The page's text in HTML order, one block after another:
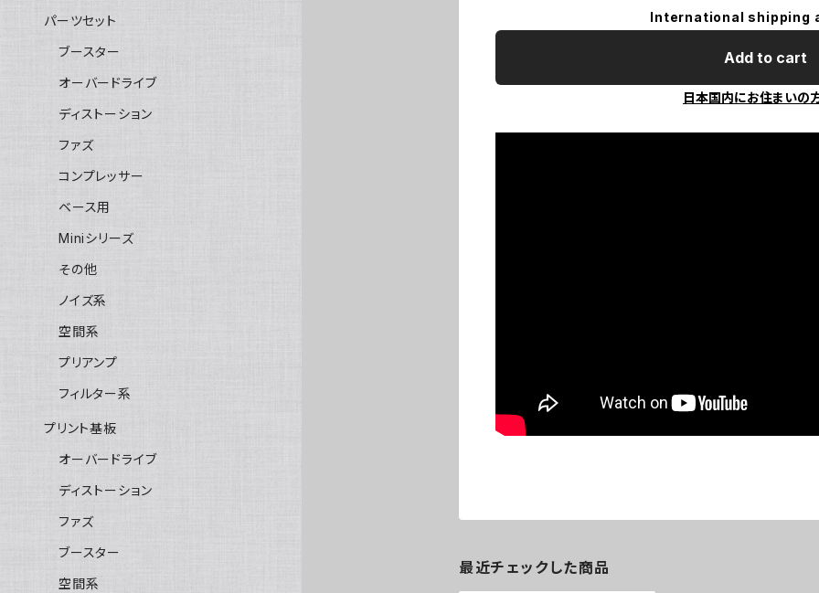
International shipping
Add to cart
日本国内にお住まいの
最近チェックした商品
パーツセット
ブースター
オーバードライブ
ディストーション
ファズ
コンプレッサー
ベース用
Miniシリーズ
その他
ノイズ系
空間系
プリアンプ
フィルター系
プリント基板
オーバードライブ
ディストーション
ファズ
ブースター
空間系